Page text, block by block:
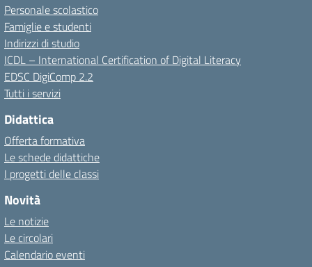
Personale scolastico
Famiglie e studenti
Indirizzi di studio
ICDL – International Certification of Digital Literacy
EDSC DigiComp 2.2
Tutti i servizi
Didattica
Offerta formativa
Le schede didattiche
I progetti delle classi
Novità
Le notizie
Le circolari
Calendario eventi